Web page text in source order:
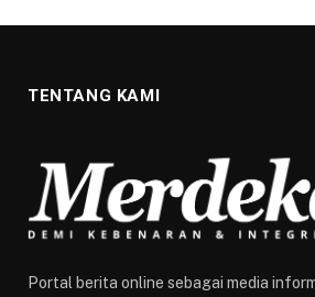
TENTANG KAMI
Portal berita online sebagai media